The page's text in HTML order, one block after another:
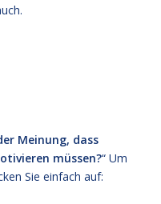
Meinung, dass
müssen?“ Um
Sie einfach auf: